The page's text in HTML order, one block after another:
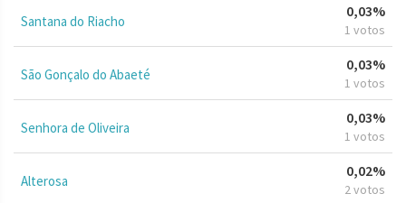
Santana do Riacho
0,03%
1 votos
São Gonçalo do Abaeté
0,03%
1 votos
Senhora de Oliveira
0,03%
1 votos
Alterosa
0,02%
2 votos